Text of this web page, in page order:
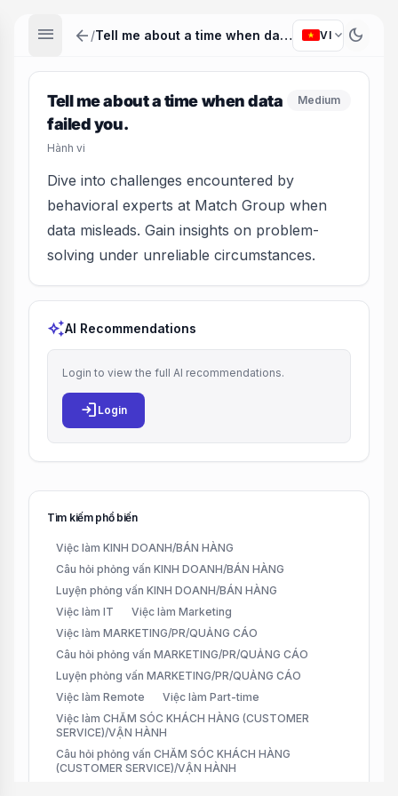
menu arrow_back / Tell me about a time when data failed you. VI expand_more dark_mode
Tell me about a time when data
failed you.
Hành vi
Medium
Dive into challenges encountered by
behavioral experts at Match Group when
data misleads. Gain insights on problem-
solving under unreliable circumstances.
auto_awesomeAI Recommendations
Login to view the full AI recommendations.
login Login
Tìm kiếm phổ biến
Việc làm KINH DOANH/BÁN HÀNG
Câu hỏi phỏng vấn KINH DOANH/BÁN HÀNG
Luyện phỏng vấn KINH DOANH/BÁN HÀNG
Việc làm IT
Việc làm Marketing
Việc làm MARKETING/PR/QUẢNG CÁO
Câu hỏi phỏng vấn MARKETING/PR/QUẢNG CÁO
Luyện phỏng vấn MARKETING/PR/QUẢNG CÁO
Việc làm Remote
Việc làm Part-time
Việc làm CHĂM SÓC KHÁCH HÀNG (CUSTOMER
SERVICE)/VẬN HÀNH
Câu hỏi phỏng vấn CHĂM SÓC KHÁCH HÀNG
(CUSTOMER SERVICE)/VẬN HÀNH